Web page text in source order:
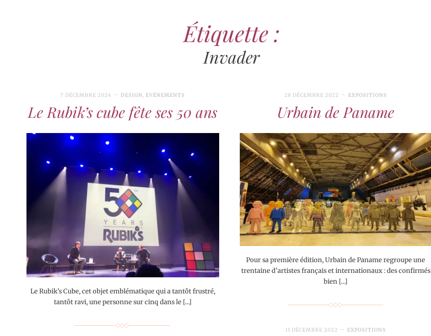
Étiquette :
Invader
7 DÉCEMBRE 2024 DESIGN , EVÉNEMENTS
Le Rubik’s cube fête ses 50 ans
Le Rubik’s Cube, cet objet emblématique qui a tantôt frustré,
tantôt ravi, une personne sur cinq dans le […]
28 DÉCEMBRE 2022 EXPOSITIONS
Urbain de Paname
Pour sa première édition, Urbain de Paname regroupe une
trentaine d’artistes français et internationaux : des confirmés
bien […]
11 DÉCEMBRE 2022 EXPOSITIONS